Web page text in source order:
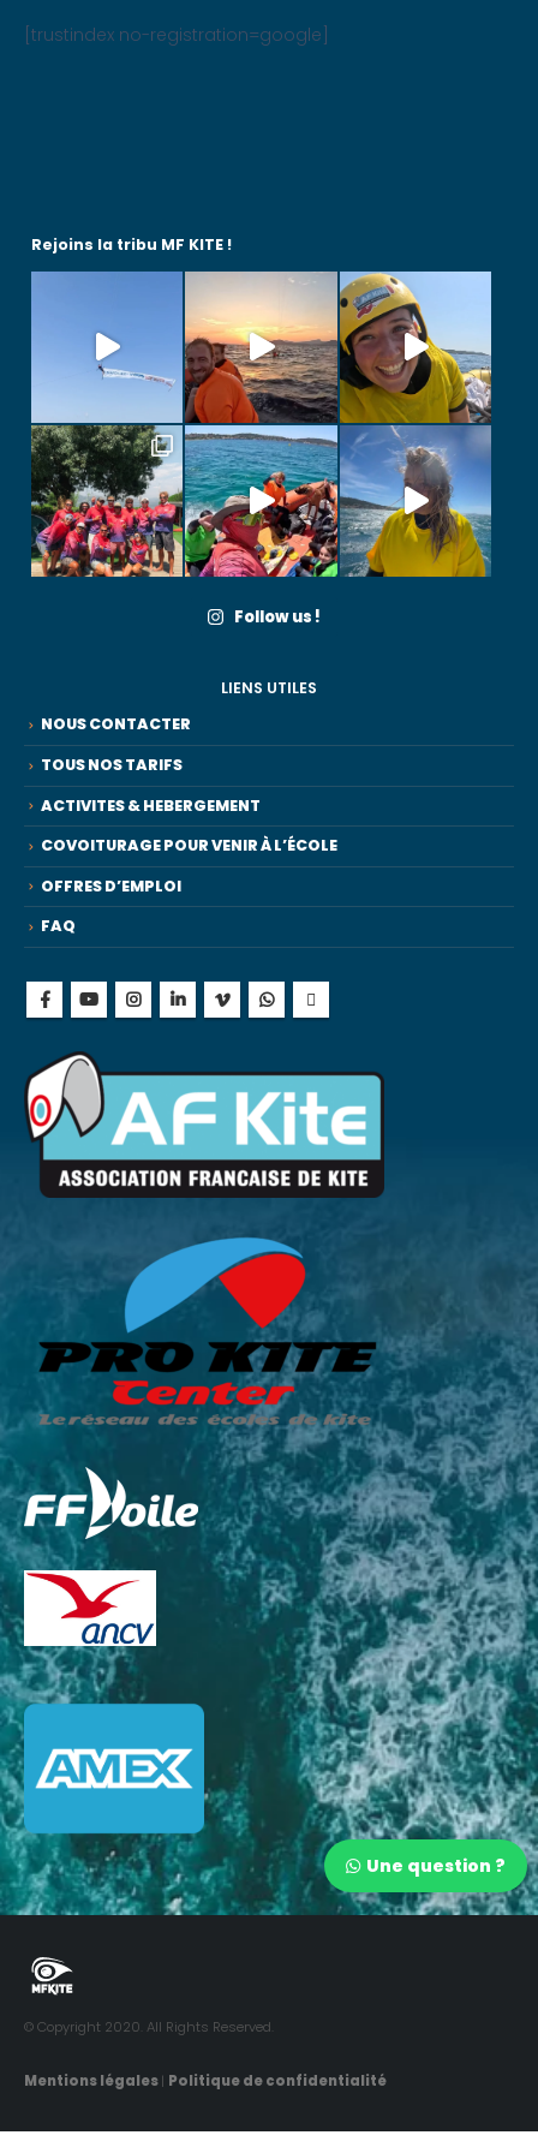
[trustindex no-registration=google]
Une question ?
Rejoins la tribu MF KITE !
Follow us !
LIENS UTILES
NOUS CONTACTER
TOUS NOS TARIFS
ACTIVITES & HEBERGEMENT
COVOITURAGE POUR VENIR À L’ÉCOLE
OFFRES D’EMPLOI
FAQ
© Copyright 2020. All Rights Reserved.
Mentions légales| Politique de confidentialité